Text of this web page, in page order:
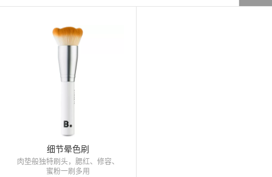
细节晕色刷
肉垫般独特刷头，腮红、修容、
蜜粉一刷多用